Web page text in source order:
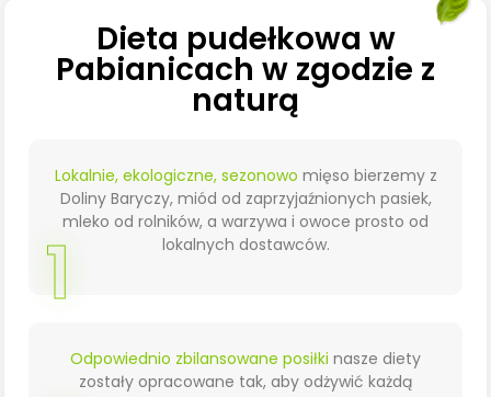
Dieta pudełkowa w
Pabianicach w zgodzie z
naturą
Lokalnie, ekologiczne, sezonowo mięso bierzemy z
Doliny Baryczy, miód od zaprzyjaźnionych pasiek,
mleko od rolników, a warzywa i owoce prosto od
lokalnych dostawców.
1
Odpowiednio zbilansowane posiłki nasze diety
zostały opracowane tak, aby odżywić każdą